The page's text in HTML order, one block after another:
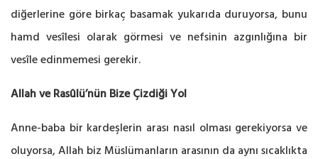
diğerlerine göre birkaç basamak yukarıda duruyorsa, bunu
hamd vesîlesi olarak görmesi ve nefsinin azgınlığına bir
vesîle edinmemesi gerekir.
Allah ve Rasûlü’nün Bize Çizdiği Yol
Anne-baba bir kardeşlerin arası nasıl olması gerekiyorsa ve
oluyorsa, Allah biz Müslümanların arasının da aynı sıcaklıkta